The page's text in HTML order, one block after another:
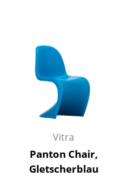
Vitra
Panton Chair,
Gletscherblau